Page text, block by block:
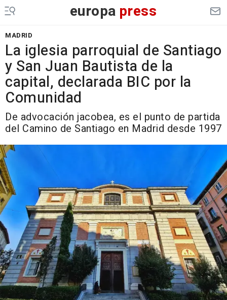
europa press
MADRID
La iglesia parroquial de Santiago
y San Juan Bautista de la
capital, declarada BIC por la
Comunidad
De advocación jacobea, es el punto de partida
del Camino de Santiago en Madrid desde 1997